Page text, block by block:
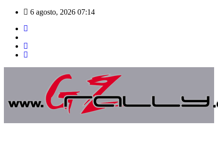
Saltar
contenido
6 agosto, 2026 07:14